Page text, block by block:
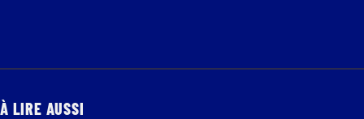
À LIRE AUSSI